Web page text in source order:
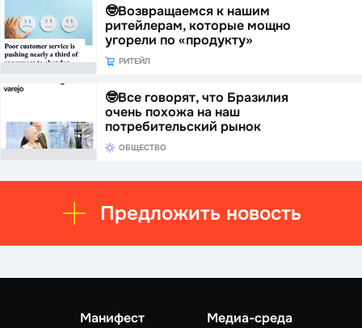
🤓Возвращаемся к нашим
ритейлерам, которые мощно
угорели по «продукту»
РИТЕЙЛ
🤓Все говорят, что Бразилия
очень похожа на наш
потребительский рынок
ОБЩЕСТВО
Предложить новость
Манифест
Медиа-среда